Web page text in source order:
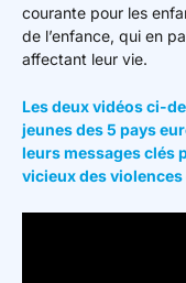
courante pour les
de l’enfance, qui en
affectant leur vie.
Les deux vidéos ci-
jeunes des 5 pays
leurs messages clés
vicieux des